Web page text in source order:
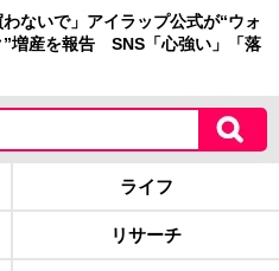
わないで」アイラップ公式が“ウォ
”増産を報告 SNS「心強い」「落
ライフ
リサーチ